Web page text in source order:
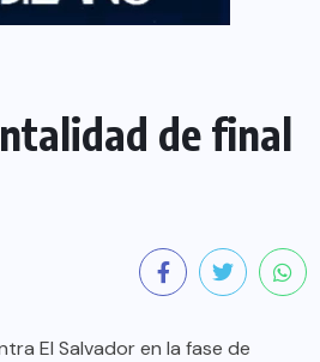
de final
El Salvador en la fase de